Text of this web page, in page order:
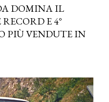
DOMINA IL
E 4°
PIÙ VENDUTE IN